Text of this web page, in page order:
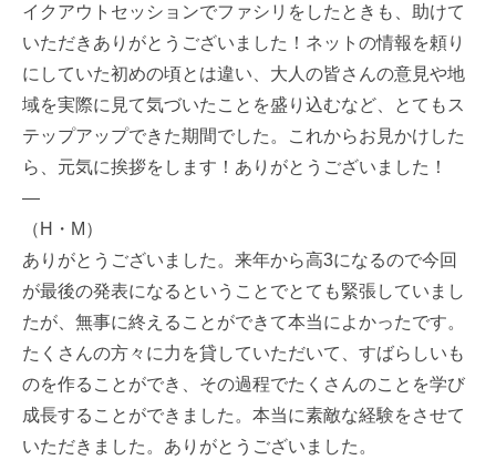
イクアウトセッションでファシリをしたときも、助けて
いただきありがとうございました！ネットの情報を頼り
にしていた初めの頃とは違い、大人の皆さんの意見や地
域を実際に見て気づいたことを盛り込むなど、とてもス
テップアップできた期間でした。これからお見かけした
ら、元気に挨拶をします！ありがとうございました！
—
（H・M）
ありがとうございました。来年から高3になるので今回
が最後の発表になるということでとても緊張していまし
たが、無事に終えることができて本当によかったです。
たくさんの方々に力を貸していただいて、すばらしいも
のを作ることができ、その過程でたくさんのことを学び
成長することができました。本当に素敵な経験をさせて
いただきました。ありがとうございました。